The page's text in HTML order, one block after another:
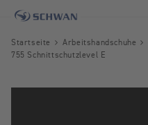
Startseite Arbeitshandschuhe
755 Schnittschutzlevel E